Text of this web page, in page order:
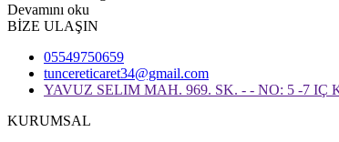
Devamını oku
BİZE ULAŞIN
05549750659
tuncereticaret34@gmail.com
YAVUZ SELIM MAH. 969. SK. - - NO: 5 -7
KURUMSAL